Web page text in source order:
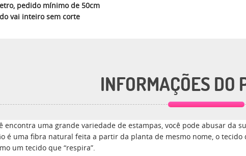
pedido mínimo de 50cm
vai inteiro sem corte
INFORMAÇÕES DO
encontra uma grande variedade de estampas, você pode abusar da
é uma fibra natural feita a partir da planta de mesmo nome, o
um tecido que “respira”.